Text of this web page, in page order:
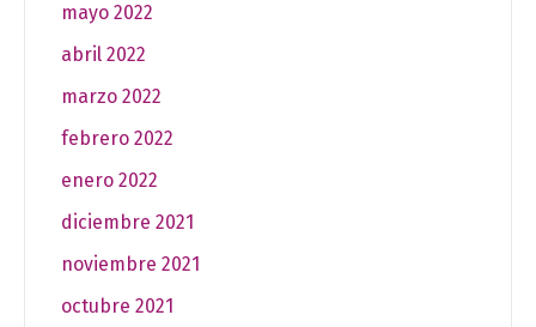
mayo 2022
abril 2022
marzo 2022
febrero 2022
enero 2022
diciembre 2021
noviembre 2021
octubre 2021